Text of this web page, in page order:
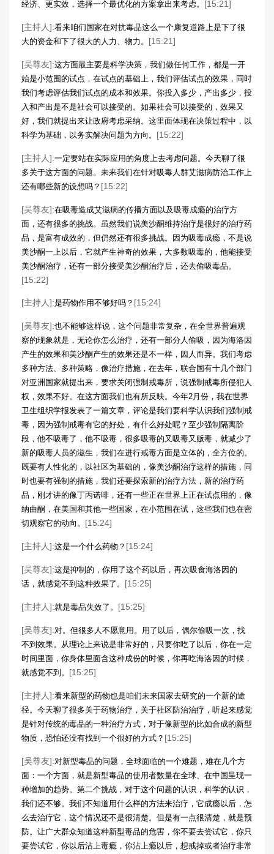
经济、更实效，选择一个最优化的方案拿出来考虑。 [15:21]
[主持人]:看来咱们国家在对抗毒品这么一个康复道路上是下了很
大的资金和下了很大的人力、物力。 [15:21]
[吴尊友]:这方面最主要是科学决策，我们做任何工作，都是一开
始是小范围的试点，在试点的基础上，我们评估试点的效果，同时
我们考虑评估我们试点的成本和效果。你投入多少，产出多少，投
入和产出是不是社会可以接受的。如果社会可以接受的，效果又
好，我们就提出来让政府考虑采纳。这里面体现在决策过程中，以
科学为基础，以务实解决问题为方向。 [15:22]
[主持人]:一定要站在实际应用的角度上去考虑问题。今天聊了很
多关于这方面的问题。未来我们在针对吸毒人群艾滋病防治工作上
还有哪些新的设想吗？ [15:22]
[吴尊友]:在吸毒造成艾滋病的传播方面以及吸毒成瘾的治疗方
面，还有很多的挑战。虽然我们说美沙酮维持治疗是很好的治疗药
品，是富有成效的，但仍然还有很多挑战。因为吸毒成瘾，不是说
美沙酮一上以后，它就产生神奇的效果，大多数吸毒的，他能接受
美沙酮治疗，还有一部分接受美沙酮治疗后，还去偷吸毒品。
[15:22]
[主持人]:是药物作用不够好吗？ [15:24]
[吴尊友]:也不能够这样说，这个问题非常复杂，在全世界普遍观
察的现象就是，无论你怎么治疗，还有一部分人偷吸，因为海洛因
产生的效果和美沙酮产生的效果还是不一样，因人而异。我们考虑
多种方法、多种策略，像治疗措施，在去年，联合国有十几个部门
对亚洲国家就提出来，要求关闭强制戒毒所，说强制戒毒所侵犯人
权，效果不好。在这方面我们也有所反映。今年2月份，我在世界
卫生组织学报发表了一篇文章，评论是我们要科学认识我们强制戒
毒，因为强制戒毒有它的好处，有什么好处呢？至少强制隔离阶
段，他不吸毒了，他不吸毒，很多吸毒的又吸毒又贩毒，就减少了
新的吸毒人员的滋生，我们在进行戒毒方面是立体的，全方位的。
既要有人性化的，以社区为基础的，像美沙酮治疗这样的措施，同
时也要有强制的措施，我们还要探索新的治疗方法，新的治疗药
品，刚才讲的像丁丙诺啡，还有一些正在世界上正在试点用的，像
纳曲酮，在美国和其他一些国家，在小范围在试，这些我们也在密
切观察它的动向。 [15:24]
[主持人]:这是一个什么药物？ [15:24]
[吴尊友]:这是抑制的，你用了这个药以后，再次吸食海洛因的
话，就感觉不到这种效果了。 [15:25]
[主持人]:就是毒品失效了。 [15:25]
[吴尊友]:对。但很多人不愿意用。用了以后，偶尔偷吸一次，找
不到效果。从理论上来说是非常好的，只要你吃了以后，你在一定
时间里面，你身体里面含这种成份的时候，你再吃海洛因的时候，
就感觉不到。 [15:25]
[主持人]:看来新型的药物也是咱们未来国家去研究的一个新的途
径。今天聊了很多关于药物治疗，关于社区防治治疗，听起来感觉
是针对传统的毒品的一种治疗方式，对于像新型的比如合成的新型
物质，恐怕还没有找到一个很好的方式？ [15:25]
[吴尊友]:对新型毒品的问题，全球面临的一个难题，难在几个方
面：一个方面，就是新型毒品的使用者数量在全球、在中国呈现一
种增加的趋势。第二个挑战，对于这个问题的认识，科学的认识，
我们还不够。我们不知道用什么样的方法来治疗，它成瘾以后，怎
么去治疗它，这个情况还不是很清楚。但是有一点很清楚，就是预
防。让广大群众知道这种新型毒品的危害，你不要去尝试它，你只
要尝试它，你以后沾上毒瘾，你沾上瘾以后，想戒掉或者治疗非常